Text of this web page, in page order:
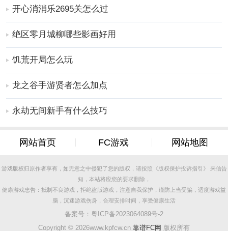
用点播。
病毒。
3、清晰流畅：1280p超清画质，下载迅速，缓冲飞快，
4、简洁体验：干净的观看界面，网页播放，弹窗观看，
自由设定。
使用场景
趣。
间。
3、追剧党可以第一时间观看最新更新的热门韩剧资源。
1、投屏功能反应速度快，连接成功率高，画面同步流畅
无延迟。
开心消消乐2695关怎么过
绝区零月城柳哪些影画好用
饥荒开局怎么玩
龙之谷手游贤者怎么加点
永劫无间新手有什么技巧
网站首页 FC游戏 网站地图
游戏版权归原作者享有，如无意之中侵犯了您的版权，请按照《版权保护投诉指引》 来信告
知，本站将应您的要求删除，
健康游戏忠告：抵制不良游戏，拒绝盗版游戏，注意自我保护，谨防上当受骗，适度游戏益
脑，沉迷游戏伤身，合理安排时间，享受健康生活
备案号： 粤ICP备2023064089号-2
Copyright © 2026www.kpfcw.cn 靠谱FC网 版权所有